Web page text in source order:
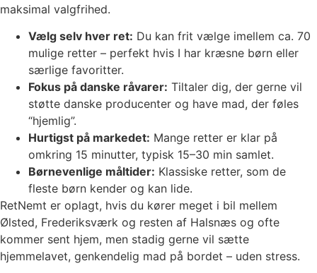
maksimal valgfrihed.
Vælg selv hver ret: Du kan frit vælge imellem ca. 70
mulige retter – perfekt hvis I har kræsne børn eller
særlige favoritter.
Fokus på danske råvarer: Tiltaler dig, der gerne vil
støtte danske producenter og have mad, der føles
“hjemlig”.
Hurtigst på markedet: Mange retter er klar på
omkring 15 minutter, typisk 15–30 min samlet.
Børnevenlige måltider: Klassiske retter, som de
fleste børn kender og kan lide.
RetNemt er oplagt, hvis du kører meget i bil mellem
Ølsted, Frederiksværk og resten af Halsnæs og ofte
kommer sent hjem, men stadig gerne vil sætte
hjemmelavet, genkendelig mad på bordet – uden stress.